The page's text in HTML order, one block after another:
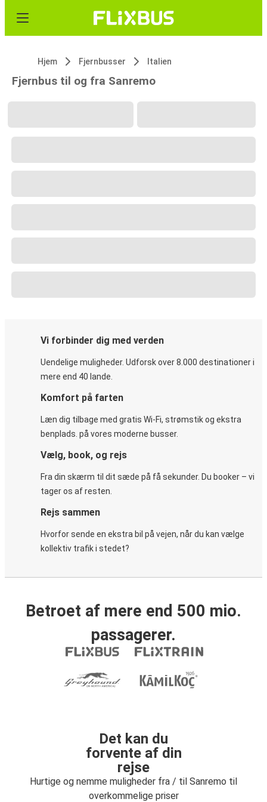
Hjem Fjernbusser Italien
Fjernbus til og fra Sanremo
Vi forbinder dig med verden
Uendelige muligheder. Udforsk over 8.000 destinationer i
mere end 40 lande.
Komfort på farten
Læn dig tilbage med gratis Wi-Fi, strømstik og ekstra
benplads. på vores moderne busser.
Vælg, book, og rejs
Fra din skærm til dit sæde på få sekunder. Du booker – vi
tager os af resten.
Rejs sammen
Hvorfor sende en ekstra bil på vejen, når du kan vælge
kollektiv trafik i stedet?
Betroet af mere end 500 mio.
passagerer.
Det kan du
forvente af din
rejse
Hurtige og nemme muligheder fra / til Sanremo til
overkommelige priser